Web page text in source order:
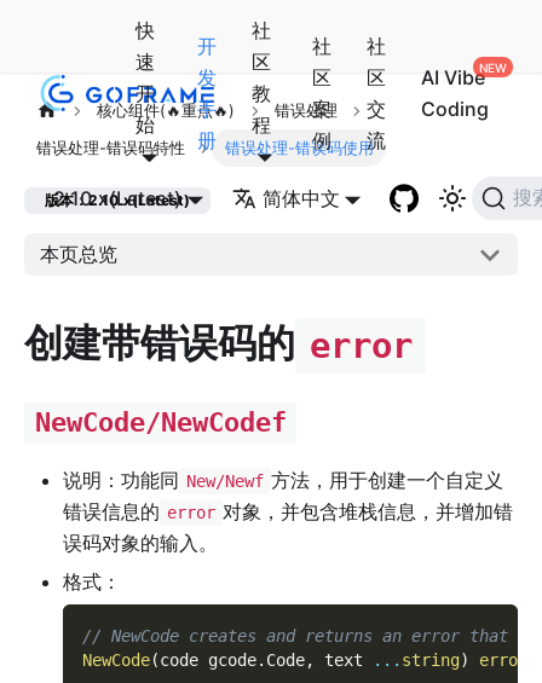
快
速
开
始
开
发
手
册
社
区
教
程
社
区
案
例
社
区
交
流
AI Vibe
Coding
2.10.x(Latest) 简体中文 搜
核心组件(🔥重点🔥) 错误处理
错误处理-错误码特性 错误处理-错误码使用
版本：2.10.x(Latest)
本页总览
创建带错误码的 error
NewCode/NewCodef
说明：功能同 New/Newf 方法，用于创建一个自定义
错误信息的 error 对象，并包含堆栈信息，并增加错
误码对象的输入。
格式：
// NewCode creates and returns an error that
NewCode(code gcode. Code, text ... string) error